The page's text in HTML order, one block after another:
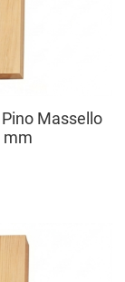
Massello
mm